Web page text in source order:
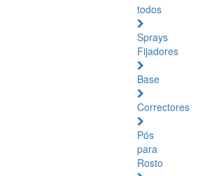
todos
Sprays
Fijadores
Base
Correctores
Pós
para
Rosto